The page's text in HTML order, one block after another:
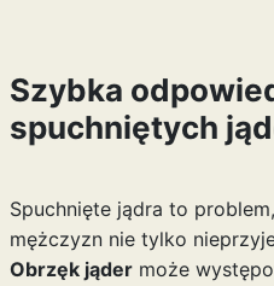
Szybka
spuchniętych
Spuchnięte jądra to
mężczyzn nie tylko
Obrzęk jądermoże